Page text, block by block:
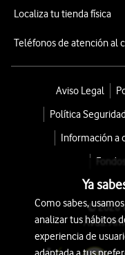
Localiza tu tienda física
Teléfonos de atención al
Aviso Legal
Política
Información a
© 2026
Avda.
Ya
Como sabes,
analizar tus hábitos
experiencia de